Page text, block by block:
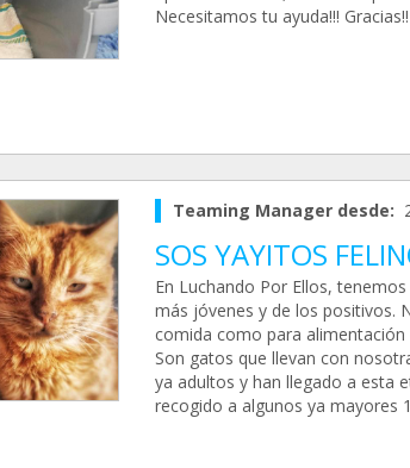
Necesitamos tu ayuda!!! Gracias!!
Teaming Manager desde:
SOS YAYITOS
En Luchando Por Ellos,
más jóvenes y de los positivos.
comida como para
Son gatos que llevan con
ya adultos y han llegado a esta
recogido a algunos ya mayores